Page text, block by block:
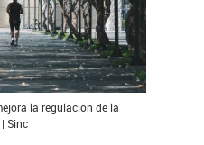
la regulacion de la
Sinc